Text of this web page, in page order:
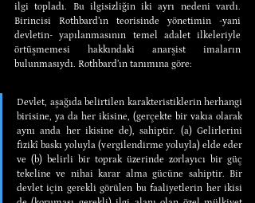
ilgi topladı. Bu ilgisizliğin iki ayrı nedeni vardı.
Birincisi Rothbard’ın teorisinde yönetimin -yani
devletin- yapılanmasının temel adalet ilkeleriyle
örtüşmemesi hakkındaki anarşist imaların
bulunmasıydı. Rothbard’ın tanımına göre:
Devlet, aşağıda belirtilen karakteristiklerin herhangi
birisine, ya da her ikisine, (gerçekte bir vakıa olarak
aynı anda her ikisine de), sahiptir. (a) Gelirlerini
fizikî baskı yoluyla (vergilendirme yoluyla) elde eder
ve (b) belirli bir toprak üzerinde zorlayıcı bir güç
tekeline ve nihai karar alma gücüne sahiptir. Bir
devlet için gerekli görülen bu faaliyetlerin her ikisi